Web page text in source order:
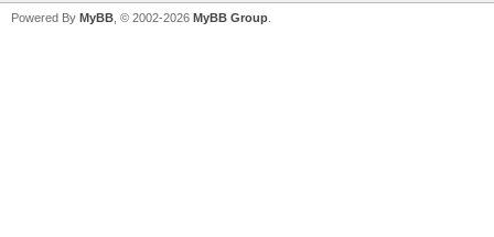
Powered By MyBB , © 2002-2026 MyBB Group